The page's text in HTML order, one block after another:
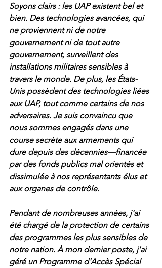
Soyons clairs : les UAP existent bel et
bien. Des technologies avancées, qui
ne proviennent ni de notre
gouvernement ni de tout autre
gouvernement, surveillent des
installations militaires sensibles à
travers le monde. De plus, les États-
Unis possèdent des technologies liées
aux UAP, tout comme certains de nos
adversaires. Je suis convaincu que
nous sommes engagés dans une
course secrète aux armements qui
dure depuis des décennies—financée
par des fonds publics mal orientés et
dissimulée à nos représentants élus et
aux organes de contrôle.
Pendant de nombreuses années, j'ai
été chargé de la protection de certains
des programmes les plus sensibles de
notre nation. À mon dernier poste, j'ai
géré un Programme d'Accès Spécial